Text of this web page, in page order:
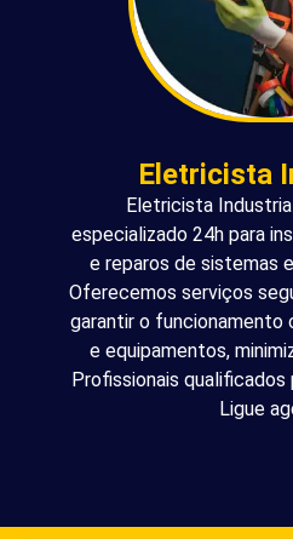
Eletricista
Eletricista
especializado 24h para
e reparos de sistemas
Oferecemos serviços
garantir o funcionamento
e equipamentos,
Profissionais
Ligue